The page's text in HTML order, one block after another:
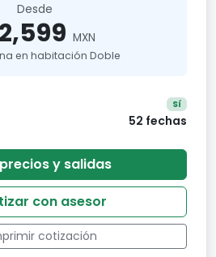
Desde
MXN
en habitación Doble
Sí
52 fechas
y salidas
con asesor
cotización